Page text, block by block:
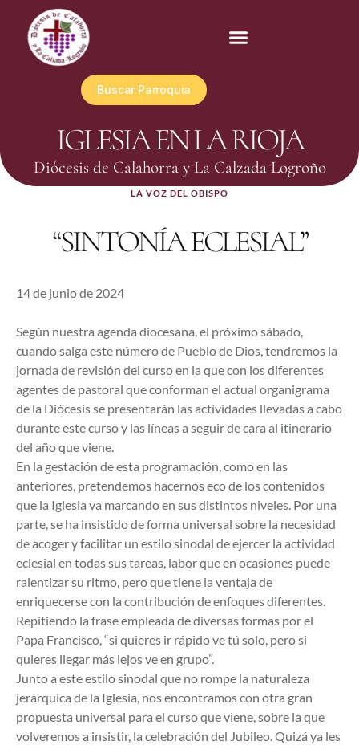
Buscar Parroquia
IGLESIA EN LA RIOJA
Diócesis de Calahorra y La Calzada Logroño
LA VOZ DEL OBISPO
“SINTONÍA ECLESIAL”
14 de junio de 2024
Según nuestra agenda diocesana, el próximo sábado,
cuando salga este número de Pueblo de Dios, tendremos la
jornada de revisión del curso en la que con los diferentes
agentes de pastoral que conforman el actual organigrama
de la Diócesis se presentarán las actividades llevadas a cabo
durante este curso y las líneas a seguir de cara al itinerario
del año que viene.
En la gestación de esta programación, como en las
anteriores, pretendemos hacernos eco de los contenidos
que la Iglesia va marcando en sus distintos niveles. Por una
parte, se ha insistido de forma universal sobre la necesidad
de acoger y facilitar un estilo sinodal de ejercer la actividad
eclesial en todas sus tareas, labor que en ocasiones puede
ralentizar su ritmo, pero que tiene la ventaja de
enriquecerse con la contribución de enfoques diferentes.
Repitiendo la frase empleada de diversas formas por el
Papa Francisco, “si quieres ir rápido ve tú solo, pero si
quieres llegar más lejos ve en grupo”.
Junto a este estilo sinodal que no rompe la naturaleza
jerárquica de la Iglesia, nos encontramos con otra gran
propuesta universal para el curso que viene, sobre la que
volveremos a insistir, la celebración del Jubileo. Quizá ya les